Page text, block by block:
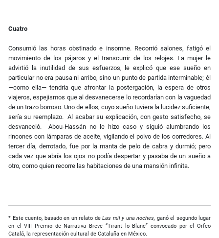
Cuatro
Consumió las horas obstinado e insomne. Recorrió salones, fatigó el
movimiento de los pájaros y el transcurrir de los relojes. La mujer le
advirtió la inutilidad de sus esfuerzos, le explicó que ese sueño en
particular no era pausa ni arribo, sino un punto de partida interminable; él
—como ella— tendría que afrontar la postergación, la espera de otros
viajeros, espejismos que al desvanecerse lo recordarían con la vaguedad
de un trazo borroso. Uno de ellos, cuyo sueño tuviera la lucidez suficiente,
sería su reemplazo. Al acabar su explicación, con gesto satisfecho, se
desvaneció. Abou-Hassán no le hizo caso y siguió alumbrando los
rincones con lámparas de aceite, vigilando el polvo de los corredores. Al
tercer día, derrotado, fue por la manta de pelo de cabra y durmió; pero
cada vez que abría los ojos no podía despertar y pasaba de un sueño a
otro, como quien recorre las habitaciones de una mansión infinita.
* Este cuento, basado en un relato de Las mil y una noches, ganó el segundo lugar
en el VIII Premio de Narrativa Breve “Tirant lo Blanc” convocado por el Orfeo
Catalá, la representación cultural de Cataluña en México.